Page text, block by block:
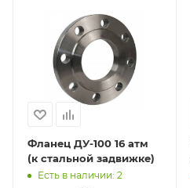
Фланец ДУ-100 16 атм
(к стальной задвижке)
Есть в наличии: 2